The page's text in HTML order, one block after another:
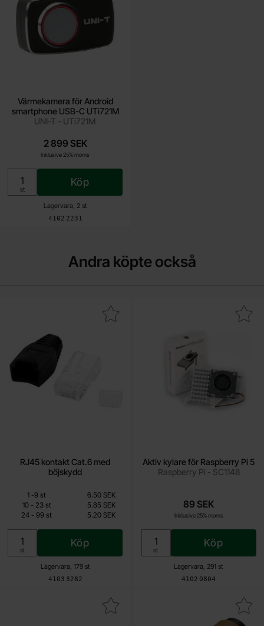
Värmekamera för Android
smartphone USB-C UTi721M
UNI-T - UTi721M
Art. nr
4102 2231
Lagervara, 2 st
2 899 SEK
Inklusive 25% moms
Enhet:
st
Köp
Andra köpte också
RJ45 kontakt Cat.6 med
böjskydd
Art. nr
4103 3282
Lagervara, 179 st
4.20 SEK
Inklusive 25% moms
Enhet:
st
Köp
Makera rJ45 kontakt Cat.6 med böjskydd som favorit
Mängdrabatt
Pris /st
1 -till
9 st
6.50 SEK
10 -till23 st
5.85 SEK
24 - till
99 st 5.20 SEK
Aktiv kylare för Raspberry Pi 5
Raspberry Pi - SC1148
Art. nr
4102 0804
Lagervara, 291 st
89 SEK
Inklusive 25% moms
Enhet:
st
Köp
Makera aktiv kylare för
micro-USB hane till USB hona adapter vit som favorit
Makera speakon 2-pol